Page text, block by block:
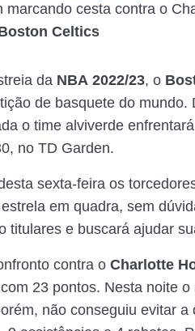
marcando cesta contra o
Celtics
da NBA 2022/23, o
de basquete do
o time alviverde
no TD Garden.
sexta-feira os
em quadra, sem
titulares e buscará ajudar
contra o Charlotte
23 pontos. Nesta noite
não conseguiu evitar